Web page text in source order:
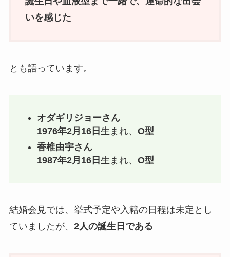
いを感じた
とも語っています。
オダギリジョーさん
1976年2月16日 生まれ、 O型
香椎由宇さん
1987年2月16日 生まれ、 O型
結婚会見では、挙式予定や入籍の日程は未定とし
ていましたが、 2人の誕生日である